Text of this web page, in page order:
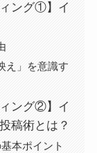
ィング①】イ
え」を意識す
ィング②】イ
稿術とは？
本ポイント